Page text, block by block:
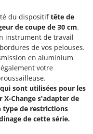
du dispositiftête de
de coupe de 30 cm.
instrument de travail
de vos pelouses.
en aluminium
votre
sont utilisées pour les
Change s'adapter de
type de restrictions
de cette série.